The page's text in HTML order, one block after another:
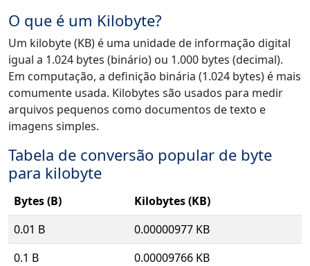
O que é um Kilobyte?
Um kilobyte (KB) é uma unidade de informação digital
igual a 1.024 bytes (binário) ou 1.000 bytes (decimal).
Em computação, a definição binária (1.024 bytes) é mais
comumente usada. Kilobytes são usados para medir
arquivos pequenos como documentos de texto e
imagens simples.
Tabela de conversão popular de byte
para kilobyte
Bytes (B)
Kilobytes (KB)
0.01 B
0.00000977 KB
0.1 B
0.00009766 KB